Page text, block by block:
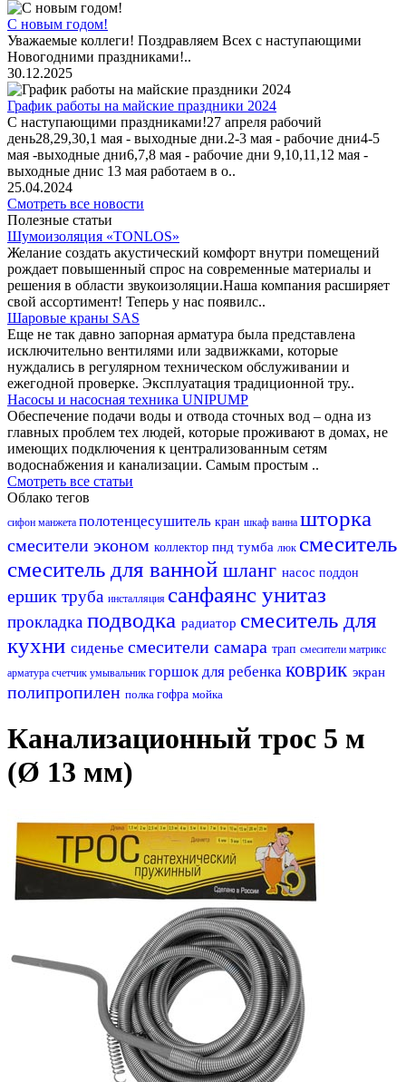
С новым годом!
Уважаемые коллеги! Поздравляем Всех с наступающими
Новогодними праздниками!..
30.12.2025
График работы на майские праздники 2024
С наступающими праздниками!27 апреля рабочий
день28,29,30,1 мая - выходные дни.2-3 мая - рабочие дни4-5
мая -выходные дни6,7,8 мая - рабочие дни 9,10,11,12 мая -
выходные днис 13 мая работаем в о..
25.04.2024
Смотреть все новости
Полезные статьи
Шумоизоляция «TONLOS»
Желание создать акустический комфорт внутри помещений
рождает повышенный спрос на современные материалы и
решения в области звукоизоляции.Наша компания расширяет
свой ассортимент! Теперь у нас появилс..
Шаровые краны SAS
Еще не так давно запорная арматура была представлена
исключительно вентилями или задвижками, которые
нуждались в регулярном техническом обслуживании и
ежегодной проверке. Эксплуатация традиционной тру..
Насосы и насосная техника UNIPUMP
Обеспечение подачи воды и отвода сточных вод – одна из
главных проблем тех людей, которые проживают в домах, не
имеющих подключения к централизованным сетям
водоснабжения и канализации. Самым простым ..
Смотреть все статьи
Облако тегов
сифон манжета полотенцесушитель кран шкаф ванна шторка
смесители эконом коллектор пнд тумба люк смеситель
смеситель для ванной шланг насос поддон
ершик труба инсталляция санфаянс унитаз
прокладка подводка радиатор смеситель для
кухни сиденье смесители самара трап смесители матрикс
арматура счетчик умывальник горшок для ребенка коврик экран
полипропилен полка гофра мойка
Канализационный трос 5 м
(Ø 13 мм)